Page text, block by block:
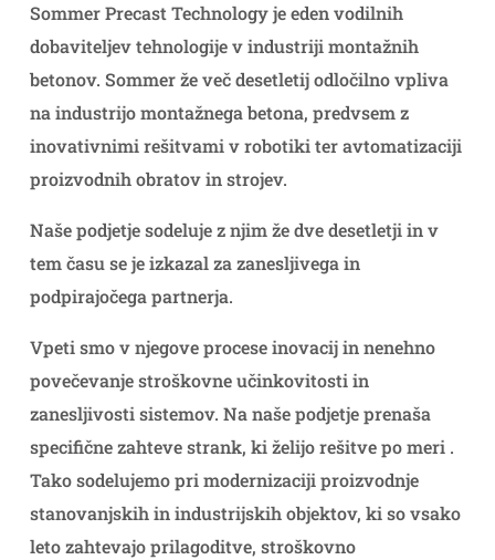
Sommer Precast Technology je eden vodilnih
dobaviteljev tehnologije v industriji montažnih
betonov. Sommer že več desetletij odločilno vpliva
na industrijo montažnega betona, predvsem z
inovativnimi rešitvami v robotiki ter avtomatizaciji
proizvodnih obratov in strojev.
Naše podjetje sodeluje z njim že dve desetletji in v
tem času se je izkazal za zanesljivega in
podpirajočega partnerja.
Vpeti smo v njegove procese inovacij in nenehno
povečevanje stroškovne učinkovitosti in
zanesljivosti sistemov. Na naše podjetje prenaša
specifične zahteve strank, ki želijo rešitve po meri .
Tako sodelujemo pri modernizaciji proizvodnje
stanovanjskih in industrijskih objektov, ki so vsako
leto zahtevajo prilagoditve, stroškovno